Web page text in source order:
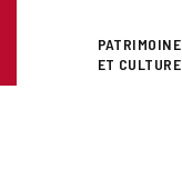
Superior
PATRIMOINE
ET CULTURE